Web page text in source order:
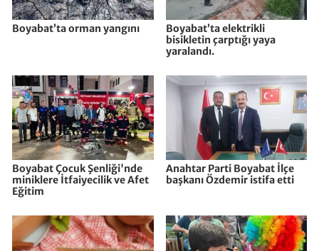
Boyabat’ta orman yangını
Boyabat’ta elektrikli
bisikletin çarptığı yaya
yaralandı.
Boyabat Çocuk Şenliği'nde
miniklere İtfaiyecilik ve Afet
Eğitim
Anahtar Parti Boyabat İlçe
başkanı Özdemir istifa etti